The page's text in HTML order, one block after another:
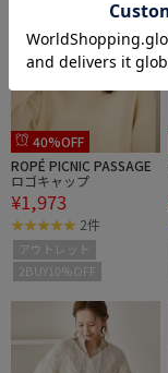
40%OFF
ROPÉ PICNIC PASSAGE
ロゴキャップ
¥1,973
2件
アウトレット
2BUY10%OFF